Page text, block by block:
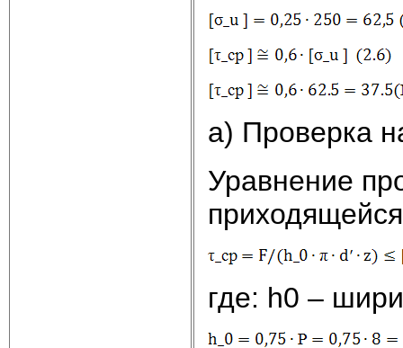
а) Проверка
Уравнение
где: h0 –